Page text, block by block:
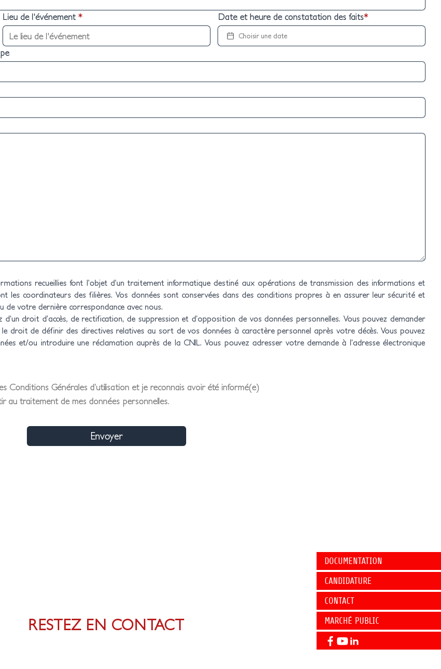
DOCUMENTATION
CANDIDATURE
CONTACT
MARCHÉ PUBLIC
Lieu de l'événement * Date et heure de constatation des faits*
Choisir une date
recueillies font l’objet d’un traitement informatique destiné aux opérations de transmission des informations et
les coordinateurs des filières. Vos données sont conservées dans des conditions propres à en assurer leur sécurité et
de votre dernière correspondance avec nous.
droit d’accès, de rectification, de suppression et d’opposition de vos données personnelles. Vous pouvez demander
le droit de définir des directives relatives au sort de vos données à caractère personnel après votre décès. Vous pouvez
et/ou introduire une réclamation auprès de la CNIL. Vous pouvez adresser votre demande à l’adresse électronique
Conditions Générales d’utilisation et je reconnais avoir été informé(e)
au traitement de mes données personnelles.
Envoyer
RESTEZ EN CONTACT